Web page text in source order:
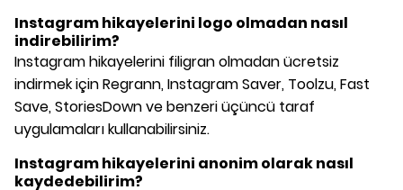
Instagram hikayelerini logo olmadan nasıl
indirebilirim?
Instagram hikayelerini filigran olmadan ücretsiz
indirmek için Regrann, Instagram Saver, Toolzu, Fast
Save, StoriesDown ve benzeri üçüncü taraf
uygulamaları kullanabilirsiniz.
Instagram hikayelerini anonim olarak nasıl
kaydedebilirim?